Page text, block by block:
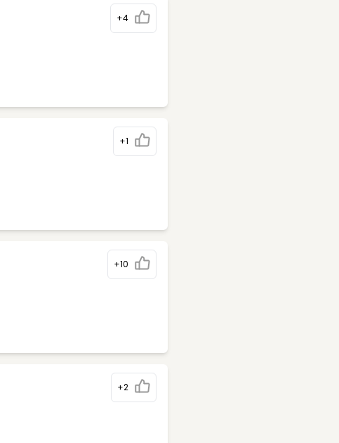
+4
+1
+10
+2